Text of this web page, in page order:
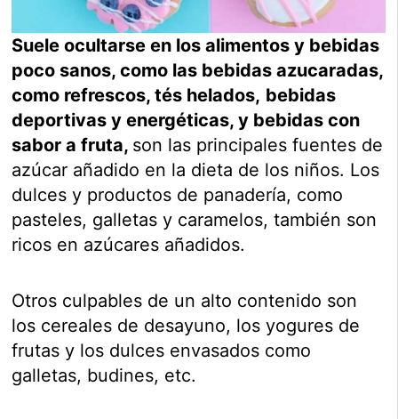
Suele ocultarse en los alimentos y bebidas
poco sanos, como las bebidas azucaradas,
como refrescos, tés helados, bebidas
deportivas y energéticas, y bebidas con
sabor a fruta, son las principales fuentes de
azúcar añadido en la dieta de los niños. Los
dulces y productos de panadería, como
pasteles, galletas y caramelos, también son
ricos en azúcares añadidos.
Otros culpables de un alto contenido son
los cereales de desayuno, los yogures de
frutas y los dulces envasados como
galletas, budines, etc.